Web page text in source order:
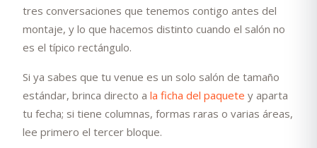
tres conversaciones que tenemos contigo antes del
montaje, y lo que hacemos distinto cuando el salón no
es el típico rectángulo.
Si ya sabes que tu venue es un solo salón de tamaño
estándar, brinca directo a la ficha del paquete y aparta
tu fecha; si tiene columnas, formas raras o varias áreas,
lee primero el tercer bloque.